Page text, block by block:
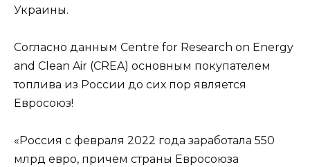
Украины.
Согласно данным Centre for Research on Energy
and Clean Air (CREA) основным покупателем
топлива из России до сих пор является
Евросоюз!
«Россия с февраля 2022 года заработала 550
млрд евро, причем страны Евросоюза